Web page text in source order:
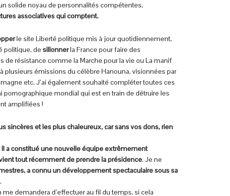
solide noyau de personnalités compétentes,
associatives qui comptent.
le site Liberté politique mis à jour quotidiennement,
politique, de sillonnerla France pour faire des
de résistance comme la Marche pour la vie ou La manif
plusieurs émissions du célèbre Hanouna, visionnées par
etc. J’ai également souhaité compléter toutes ces
mondial qui est en train de détruire les
amplifiées !
sincères et les plus chaleureux, car sans vos dons, rien
a constitué une nouvelle équipe extrêmement
tout récemment de prendre la présidence. Je ne
a connu un développement spectaculaire sous sa
demandera d’effectuer au fil du temps, si cela